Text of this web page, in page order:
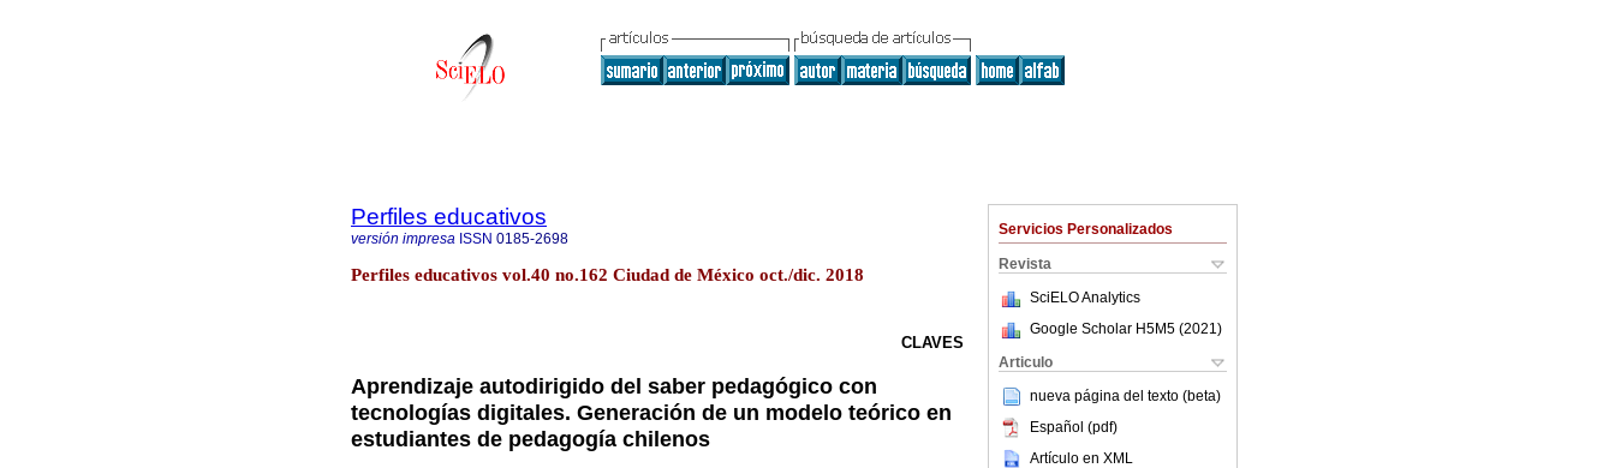
Servicios Personalizados
Revista
SciELO Analytics
Google Scholar H5M5 (2021 )
Articulo
nueva página del texto (beta)
Español (pdf)
Artículo en XML
Perfiles educativos
versión impresa ISSN 0185-2698
Perfiles educativos vol.40 no.162 Ciudad de México oct./dic. 2018
CLAVES
Aprendizaje autodirigido del saber pedagógico con
tecnologías digitales. Generación de un modelo teórico en
estudiantes de pedagogía chilenos